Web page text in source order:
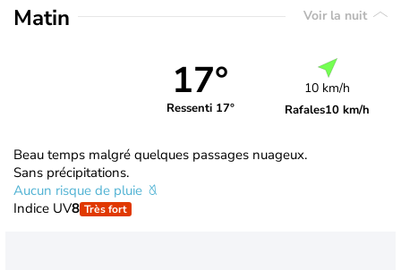
Matin Voir la nuit
17°
Ressenti 17°
10 km/h
Rafales10 km/h
Beau temps malgré quelques passages nuageux.
Sans précipitations.
Aucun risque de pluie
Indice UV8 Très fort